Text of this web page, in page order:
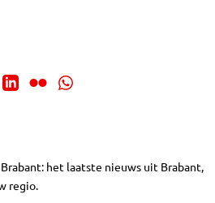
het laatste nieuws uit Brabant,
regio.